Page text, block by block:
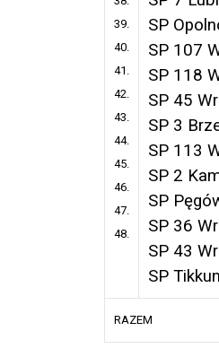
39.
40.
41.
42.
43.
44.
45.
46.
47.
48.
SP
SP 107
SP 118
SP 45
SP 3
SP 113
SP 2
SP
SP 36
SP 43
SP
RAZEM